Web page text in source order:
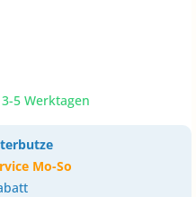
5 Werktagen
Mo-So